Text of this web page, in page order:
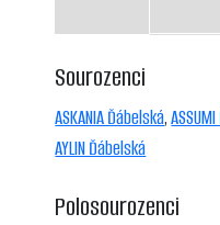
Sourozenci
ASKANIA Ďábelská,
AYLIN Ďábelská
Polosourozenci